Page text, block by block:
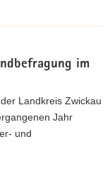
im
Landkreis Zwickau
Jahr
und